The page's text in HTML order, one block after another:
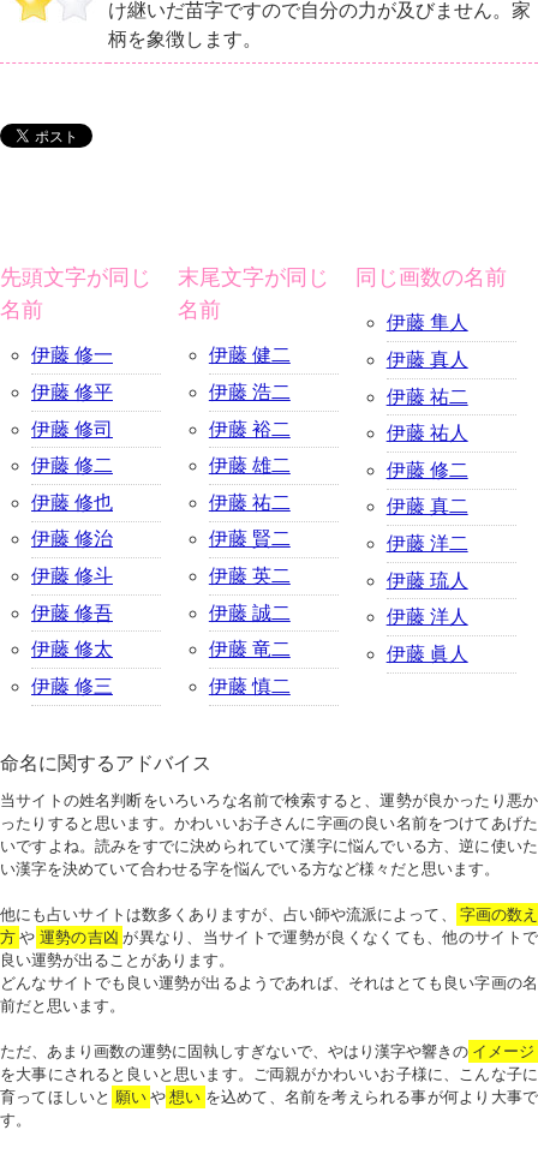
け継いだ苗字ですので自分の力が及びません。家
柄を象徴します。
先頭文字が同じ
名前
伊藤 修一
伊藤 修平
伊藤 修司
伊藤 修二
伊藤 修也
伊藤 修治
伊藤 修斗
伊藤 修吾
伊藤 修太
伊藤 修三
末尾文字が同じ
名前
伊藤 健二
伊藤 浩二
伊藤 裕二
伊藤 雄二
伊藤 祐二
伊藤 賢二
伊藤 英二
伊藤 誠二
伊藤 竜二
伊藤 慎二
同じ画数の名前
伊藤 隼人
伊藤 真人
伊藤 祐二
伊藤 祐人
伊藤 修二
伊藤 真二
伊藤 洋二
伊藤 琉人
伊藤 洋人
伊藤 眞人
命名に関するアドバイス
当サイトの姓名判断をいろいろな名前で検索すると、運勢が良かったり悪か
ったりすると思います。かわいいお子さんに字画の良い名前をつけてあげた
いですよね。読みをすでに決められていて漢字に悩んでいる方、逆に使いた
い漢字を決めていて合わせる字を悩んでいる方など様々だと思います。
他にも占いサイトは数多くありますが、占い師や流派によって、
字画の数え
方 や 運勢の吉凶 が異なり、当サイトで運勢が良くなくても、他のサイトで
良い運勢が出ることがあります。
どんなサイトでも良い運勢が出るようであれば、それはとても良い字画の名
前だと思います。
ただ、あまり画数の運勢に固執しすぎないで、やはり漢字や響きの イメージ
を大事にされると良いと思います。ご両親がかわいいお子様に、こんな子に
育ってほしいと 願い や 想い を込めて、名前を考えられる事が何より大事で
す。